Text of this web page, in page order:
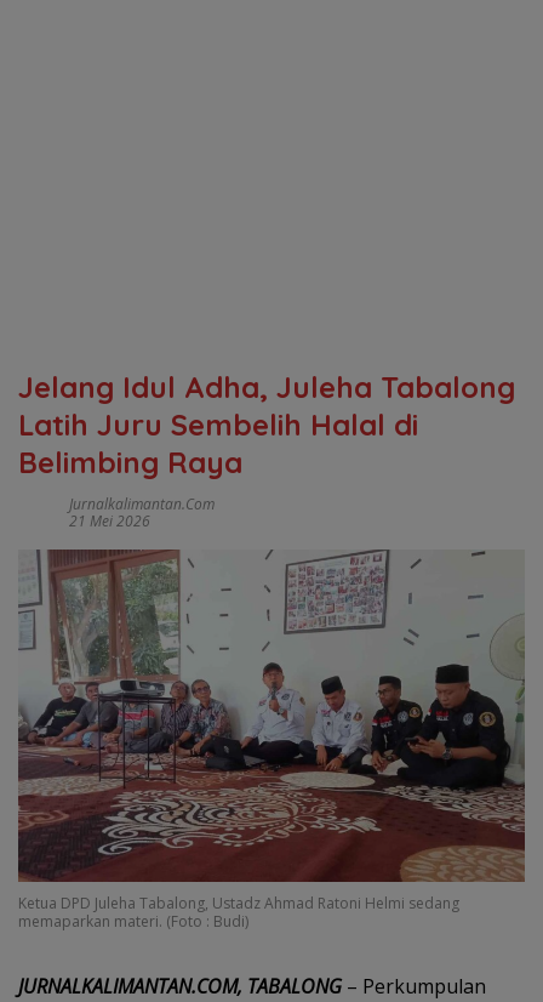
Jelang Idul Adha, Juleha Tabalong
Latih Juru Sembelih Halal di
Belimbing Raya
Jurnalkalimantan.com
21 Mei 2026
Ketua DPD Juleha Tabalong, Ustadz Ahmad Ratoni Helmi sedang
memaparkan materi. (Foto : Budi)
JURNALKALIMANTAN.COM, TABALONG– Perkumpulan